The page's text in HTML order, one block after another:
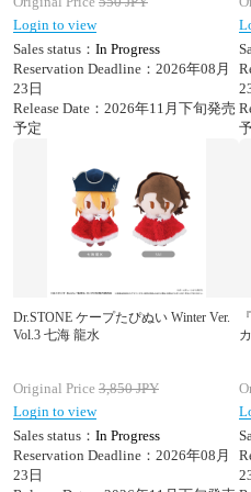
Login to view
Sales status： In Progress
Reservation Deadline：2026年08月
23日
Release Date：2026年11月下旬発売
予定
Dr.STONE ケープたぴぬい Winter Ver.
Vol.3 七海 龍水
Original Price 3,850JPY
Login to view
Sales status： In Progress
Reservation Deadline：2026年08月
23日